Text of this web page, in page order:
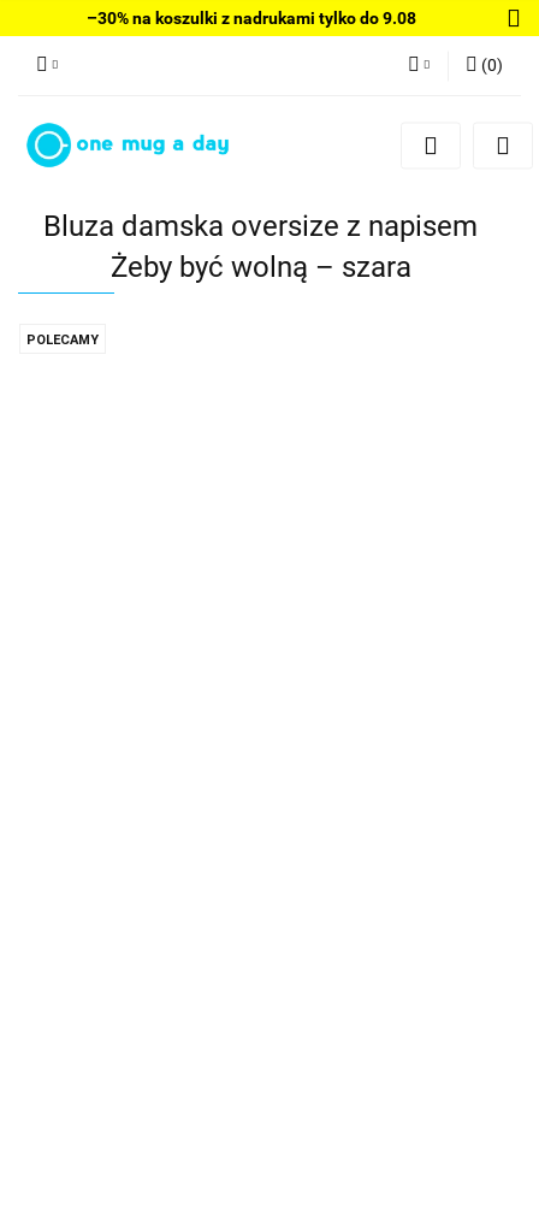
–30% na koszulki z nadrukami tylko do 9.08
(0)
Bluza damska oversize z napisem
Żeby być wolną – szara
POLECAMY